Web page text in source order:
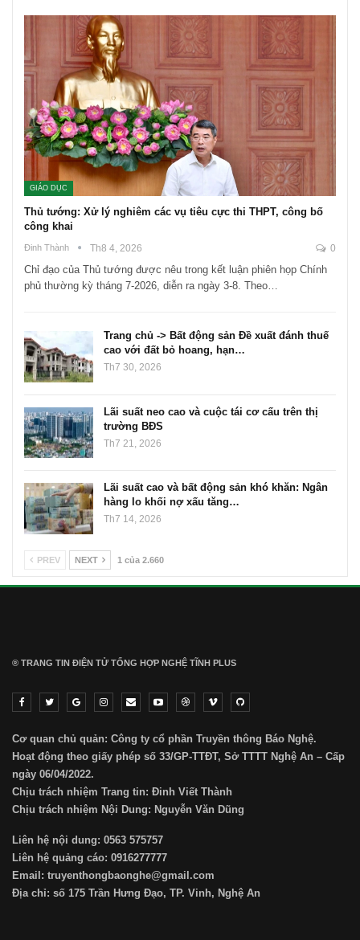
GIÁO DỤC
Thủ tướng: Xử lý nghiêm các vụ tiêu cực thi THPT, công bố
công khai
Đinh Thành Th8 4, 2026 0
Chỉ đạo của Thủ tướng được nêu trong kết luận phiên họp Chính
phủ thường kỳ tháng 7-2026, diễn ra ngày 3-8. Theo…
Trang chủ -> Bất động sản Đề xuất đánh thuế
cao với đất bỏ hoang, hạn…
Th7 30, 2026
Lãi suất neo cao và cuộc tái cơ cấu trên thị
trường BĐS
Th7 21, 2026
Lãi suất cao và bất động sản khó khăn: Ngân
hàng lo khối nợ xấu tăng…
Th7 14, 2026
PREV NEXT 1 của 2.660
® TRANG TIN ĐIỆN TỬ ТỔNG HỢP NGHỆ TĨNH PLUS
Cơ quan chủ quản: Công ty cổ phần Truyền thông Báo Nghệ.
Hoạt động theo giấy phép số 33/GP-TTĐT, Sở TTTT Nghệ An – Cấp
ngày 06/04/2022.
Chịu trách nhiệm Trang tin: Đinh Viết Thành
Chịu trách nhiệm Nội Dung: Nguyễn Văn Dũng
Liên hệ nội dung: 0563 575757
Liên hệ quảng cáo: 0916277777
Email: truyenthongbaonghe@gmail.com
Địa chỉ: số 175 Trần Hưng Đạo, TP. Vinh, Nghệ An